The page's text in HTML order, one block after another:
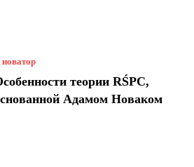
новатор
теории RŚPC,
Адамом Новаком